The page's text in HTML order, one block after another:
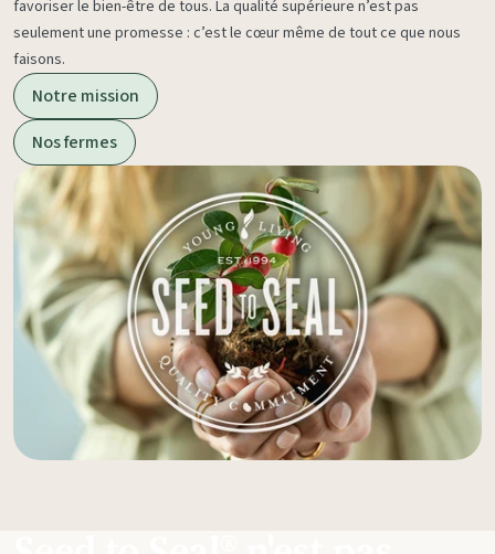
favoriser le bien-être de tous. La qualité supérieure n’est pas
seulement une promesse : c’est le cœur même de tout ce que nous
faisons.
Notre mission
Nos fermes